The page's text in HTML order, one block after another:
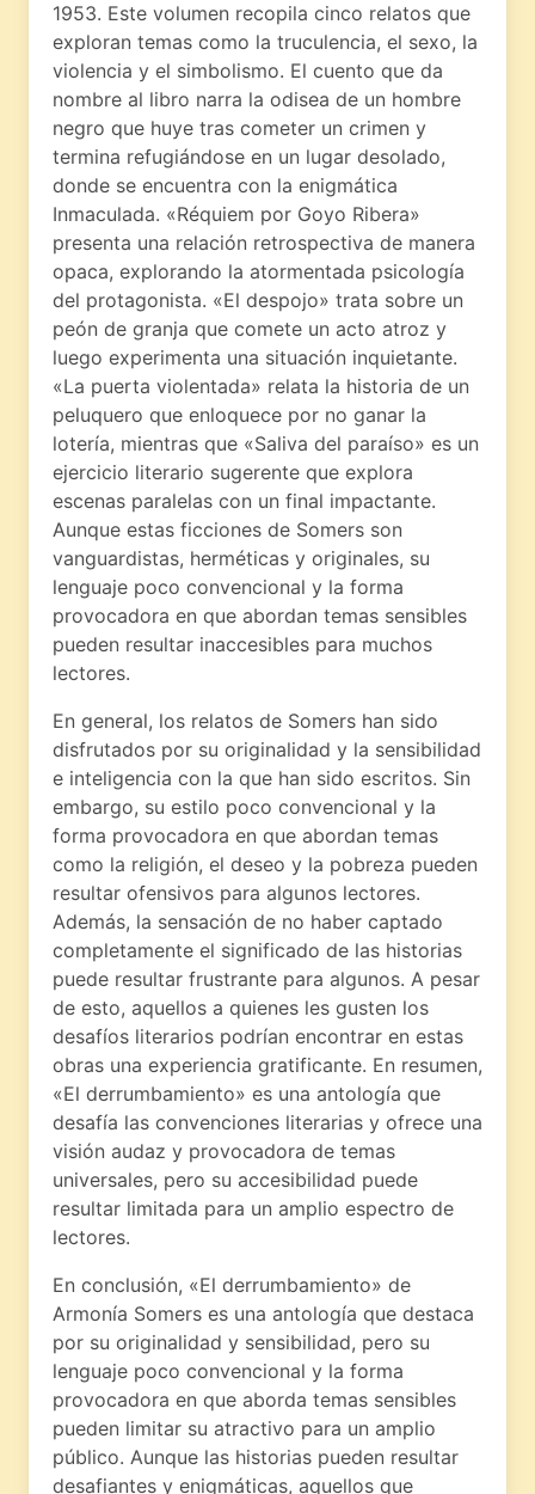
1953. Este volumen recopila cinco relatos que
exploran temas como la truculencia, el sexo, la
violencia y el simbolismo. El cuento que da
nombre al libro narra la odisea de un hombre
negro que huye tras cometer un crimen y
termina refugiándose en un lugar desolado,
donde se encuentra con la enigmática
Inmaculada. «Réquiem por Goyo Ribera»
presenta una relación retrospectiva de manera
opaca, explorando la atormentada psicología
del protagonista. «El despojo» trata sobre un
peón de granja que comete un acto atroz y
luego experimenta una situación inquietante.
«La puerta violentada» relata la historia de un
peluquero que enloquece por no ganar la
lotería, mientras que «Saliva del paraíso» es un
ejercicio literario sugerente que explora
escenas paralelas con un final impactante.
Aunque estas ficciones de Somers son
vanguardistas, herméticas y originales, su
lenguaje poco convencional y la forma
provocadora en que abordan temas sensibles
pueden resultar inaccesibles para muchos
lectores.
En general, los relatos de Somers han sido
disfrutados por su originalidad y la sensibilidad
e inteligencia con la que han sido escritos. Sin
embargo, su estilo poco convencional y la
forma provocadora en que abordan temas
como la religión, el deseo y la pobreza pueden
resultar ofensivos para algunos lectores.
Además, la sensación de no haber captado
completamente el significado de las historias
puede resultar frustrante para algunos. A pesar
de esto, aquellos a quienes les gusten los
desafíos literarios podrían encontrar en estas
obras una experiencia gratificante. En resumen,
«El derrumbamiento» es una antología que
desafía las convenciones literarias y ofrece una
visión audaz y provocadora de temas
universales, pero su accesibilidad puede
resultar limitada para un amplio espectro de
lectores.
En conclusión, «El derrumbamiento» de
Armonía Somers es una antología que destaca
por su originalidad y sensibilidad, pero su
lenguaje poco convencional y la forma
provocadora en que aborda temas sensibles
pueden limitar su atractivo para un amplio
público. Aunque las historias pueden resultar
desafiantes y enigmáticas, aquellos que